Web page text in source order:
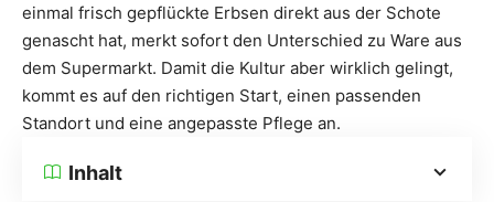
einmal frisch gepflückte Erbsen direkt aus der Schote
genascht hat, merkt sofort den Unterschied zu Ware aus
dem Supermarkt. Damit die Kultur aber wirklich gelingt,
kommt es auf den richtigen Start, einen passenden
Standort und eine angepasste Pflege an.
Inhalt